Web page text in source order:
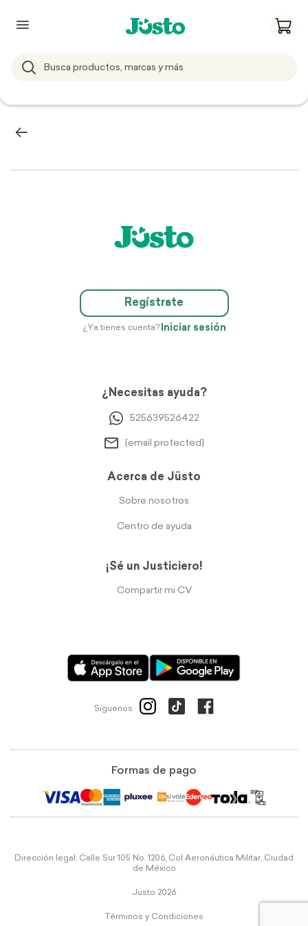
Regístrate
¿Ya tienes cuenta? Iniciar sesión
¿Necesitas ayuda?
525639526422
[email protected]
Acerca de Jüsto
Sobre nosotros
Centro de ayuda
¡Sé un Justiciero!
Compartir mi CV
Síguenos:
Formas de pago
Dirección legal: Calle Sur 105 No. 1206, Col Aeronáutica Militar, Ciudad
de México
Justo 2026
Términos y Condiciones